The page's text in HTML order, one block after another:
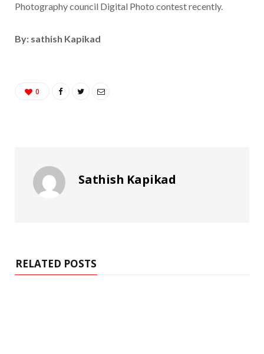
Photography council Digital Photo contest recently.
By: sathish Kapikad
0
Sathish Kapikad
RELATED POSTS